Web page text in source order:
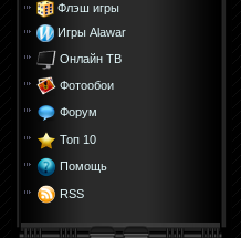
Флэш игры
Игры Alawar
Онлайн ТВ
Фотообои
Форум
Топ 10
Помощь
RSS